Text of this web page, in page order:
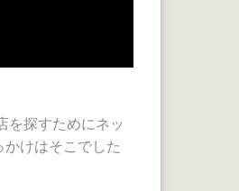
を探すためにネッ
けはそこでした